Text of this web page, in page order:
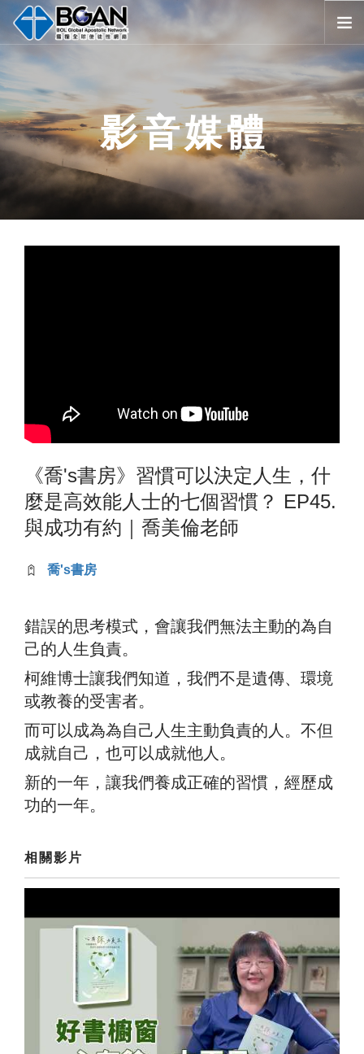
全球堂會
消息公告
影音媒體
代禱事項
資源共享
影音媒體
《喬's書房》習慣可以決定人生，什
麼是高效能人士的七個習慣？ EP45.
與成功有約｜喬美倫老師
喬's書房
錯誤的思考模式，會讓我們無法主動的為自
己的人生負責。
柯維博士讓我們知道，我們不是遺傳、環境
或教養的受害者。
而可以成為為自己人生主動負責的人。不但
成就自己，也可以成就他人。
新的一年，讓我們養成正確的習慣，經歷成
功的一年。
相關影片